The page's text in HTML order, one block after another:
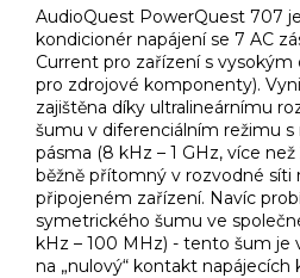
AudioQuest PowerQuest 707
kondicionér napájení se 7 AC
Current pro zařízení s
pro zdrojové komponenty).
zajištěna díky ultralineárnímu
šumu v diferenciálním režimu s
pásma (8 kHz – 1 GHz, více
běžně přítomný v rozvodné síti
připojeném zařízení. Navíc
symetrického šumu ve
kHz – 100 MHz) - tento šum je
na „nulový“ kontakt napájecích